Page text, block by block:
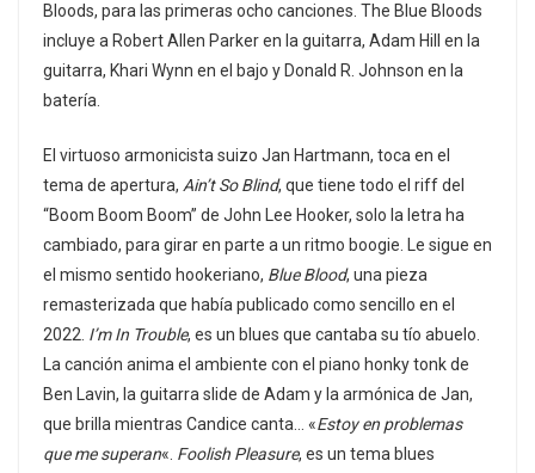
Bloods, para las primeras ocho canciones. The Blue Bloods
incluye a Robert Allen Parker en la guitarra, Adam Hill en la
guitarra, Khari Wynn en el bajo y Donald R. Johnson en la
batería.
El virtuoso armonicista suizo Jan Hartmann, toca en el
tema de apertura, Ain’t So Blind, que tiene todo el riff del
“Boom Boom Boom” de John Lee Hooker, solo la letra ha
cambiado, para girar en parte a un ritmo boogie. Le sigue en
el mismo sentido hookeriano, Blue Blood, una pieza
remasterizada que había publicado como sencillo en el
2022. I’m In Trouble, es un blues que cantaba su tío abuelo.
La canción anima el ambiente con el piano honky tonk de
Ben Lavin, la guitarra slide de Adam y la armónica de Jan,
que brilla mientras Candice canta… «Estoy en problemas
que me superan«. Foolish Pleasure, es un tema blues